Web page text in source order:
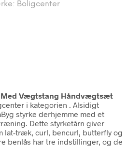
Boligcenter
Med Vægtstang Håndvægtsæt
i kategorien . Alsidigt
styrke derhjemme med et
Dette styrketårn giver
lat-træk, curl, bencurl, butterfly og
benlås har tre indstillinger, og de